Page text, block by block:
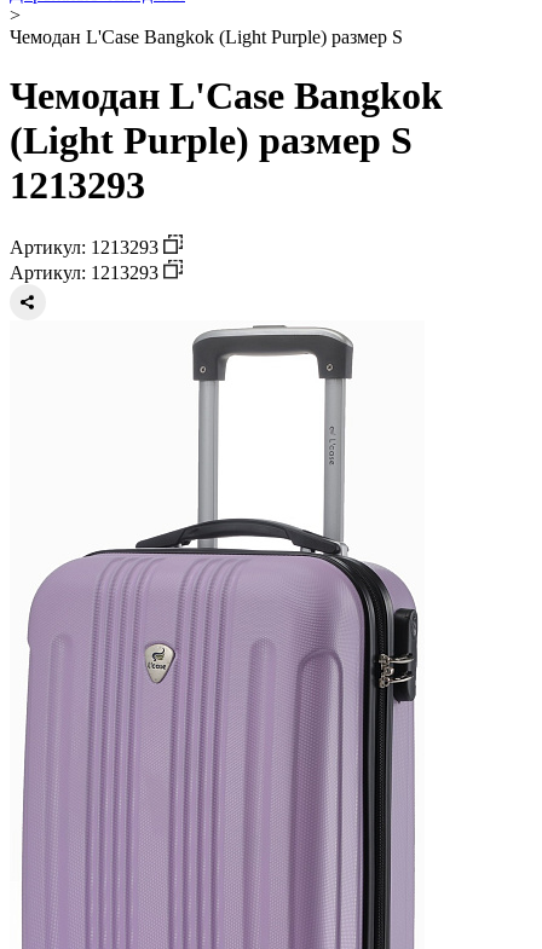
>
Чемодан L'Case Bangkok (Light Purple) размер S
Чемодан L'Case Bangkok
(Light Purple) размер S
1213293
Артикул: 1213293
Артикул: 1213293